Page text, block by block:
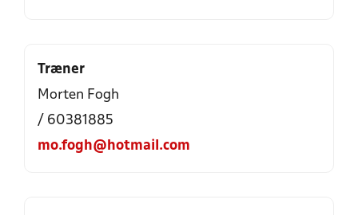
Træner
Morten Fogh
/ 60381885
mo.fogh@hotmail.com